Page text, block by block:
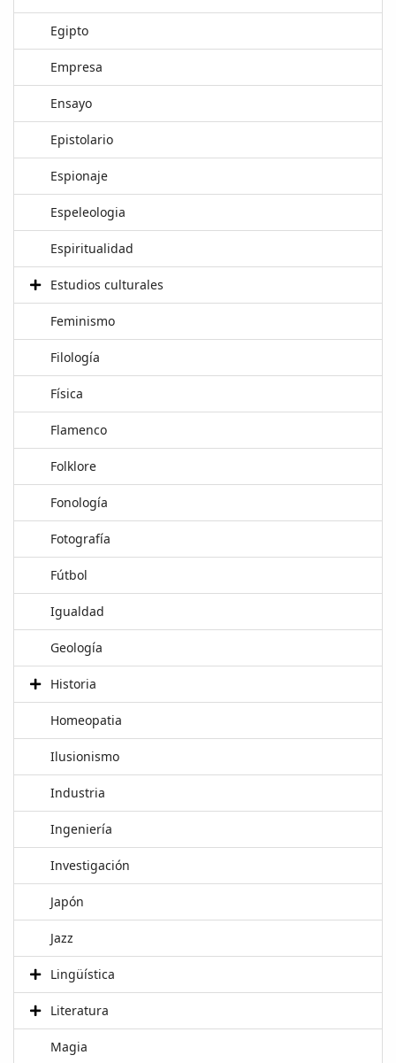
Egipto
Empresa
Ensayo
Epistolario
Espionaje
Espeleologia
Espiritualidad
Estudios culturales
Feminismo
Filología
Física
Flamenco
Folklore
Fonología
Fotografía
Fútbol
Igualdad
Geología
Historia
Homeopatia
Ilusionismo
Industria
Ingeniería
Investigación
Japón
Jazz
Lingüística
Literatura
Magia